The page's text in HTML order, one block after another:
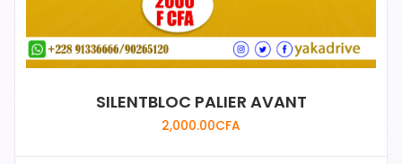
SILENTBLOC PALIER AVANT
2,000.00CFA